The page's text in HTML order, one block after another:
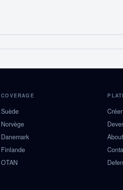
COVERAGE
Suède
Norvège
Danemark
Finlande
OTAN